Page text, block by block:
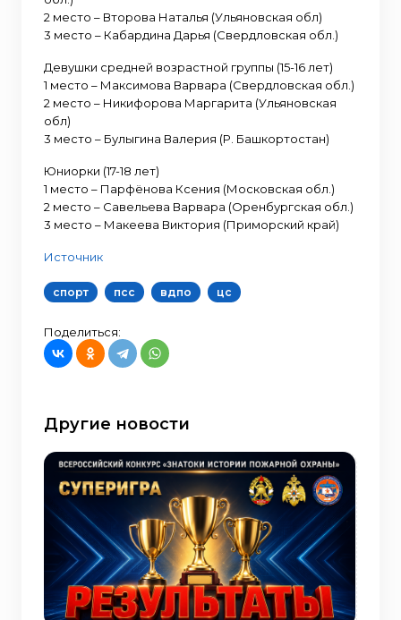
2 место – Второва Наталья (Ульяновская обл)
3 место – Кабардина Дарья (Свердловская обл.)
Девушки средней возрастной группы (15-16 лет)
1 место – Максимова Варвара (Свердловская обл.)
2 место – Никифорова Маргарита (Ульяновская
обл)
3 место – Булыгина Валерия (Р. Башкортостан)
Юниорки (17-18 лет)
1 место – Парфёнова Ксения (Московская обл.)
2 место – Савельева Варвара (Оренбургская обл.)
3 место – Макеева Виктория (Приморский край)
Источник
спорт псс вдпо цс
Поделиться:
Другие новости